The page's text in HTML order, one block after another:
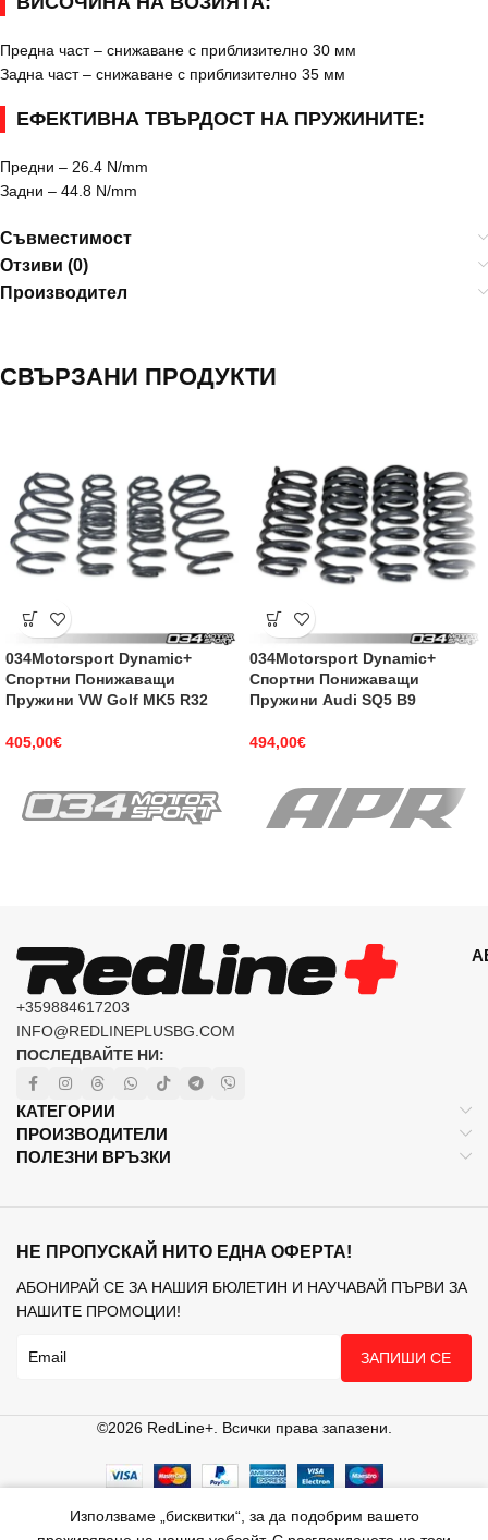
Предна част – снижаване с приблизително 30 мм
Задна част – снижаване с приблизително 35 мм
ЕФЕКТИВНА ТВЪРДОСТ НА ПРУЖИНИТЕ:
Предни – 26.4 N/mm
Задни – 44.8 N/mm
Съвместимост
Отзиви (0)
Производител
СВЪРЗАНИ ПРОДУКТИ
034Motorsport Dynamic+
Спортни Понижаващи
Пружини VW Golf MK5 R32
405,00€
034Motorsport Dynamic+
Спортни Понижаващи
Пружини Audi SQ5 B9
494,00€
+359884617203
INFO@REDLINEPLUSBG.COM
ПОСЛЕДВАЙТЕ НИ:
КАТЕГОРИИ
ПРОИЗВОДИТЕЛИ
ПОЛЕЗНИ ВРЪЗКИ
НЕ ПРОПУСКАЙ НИТО ЕДНА ОФЕРТА!
АБОНИРАЙ СЕ ЗА НАШИЯ БЮЛЕТИН И НАУЧАВАЙ ПЪРВИ ЗА
НАШИТЕ ПРОМОЦИИ!
ЗАПИШИ СЕ
©2026 RedLine+. Всички права запазени.
Използваме „бисквитки“, за да подобрим вашето